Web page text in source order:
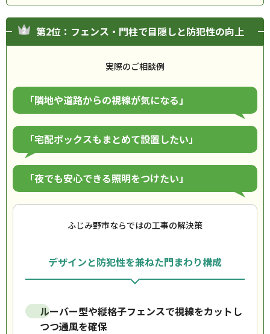
第2位：フェンス・門柱で目隠しと防犯性の向上
実際のご相談例
「隣地や道路からの視線が気になる」
「宅配ボックスもまとめて設置したい」
「夜でも安心できる照明をつけたい」
ふじみ野市ならではの工事の解決策
デザインと防犯性を兼ねた門まわり構成
ルーバー型や縦格子フェンスで視線をカットし
つつ通風を確保